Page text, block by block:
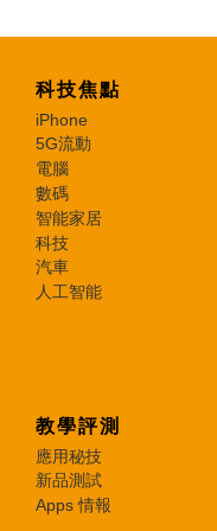
科技焦點
iPhone
5G流動
電腦
數碼
智能家居
科技
汽車
人工智能
教學評測
應用秘技
新品測試
Apps 情報